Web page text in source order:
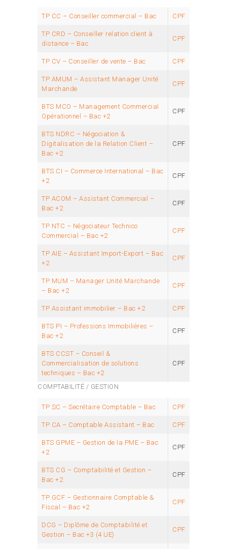
TP CC – Conseiller commercial – Bac CPF
TP CRD – Conseiller relation client à
distance – Bac
CPF
TP CV – Conseiller de vente – Bac CPF
TP AMUM – Assistant Manager Unité
Marchande
CPF
BTS MCO – Management Commercial
Opérationnel – Bac +2
CPF
BTS NDRC – Négociation &
Digitalisation de la Relation Client –
Bac +2
CPF
BTS CI – Commerce International – Bac
+2
CPF
TP ACOM – Assistant Commercial –
Bac +2
CPF
TP NTC – Négociateur Technico
Commercial – Bac +2
CPF
TP AIE – Assistant Import-Export – Bac
+2
CPF
TP MUM – Manager Unité Marchande
– Bac +2
CPF
TP Assistant immobilier – Bac +2 CPF
BTS PI – Professions Immobilières –
Bac +2
CPF
BTS CCST – Conseil &
Commercialisation de solutions
techniques – Bac +2
CPF
COMPTABILITÉ / GESTION
TP SC – Secrétaire Comptable – Bac CPF
TP CA – Comptable Assistant – Bac CPF
BTS GPME – Gestion de la PME – Bac
+2
CPF
BTS CG – Comptabilité et Gestion –
Bac +2
CPF
TP GCF – Gestionnaire Comptable &
Fiscal – Bac +2
CPF
DCG – Diplôme de Comptabilité et
Gestion – Bac +3 (4 UE)
CPF